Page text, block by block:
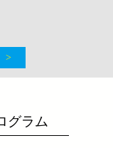
グラム